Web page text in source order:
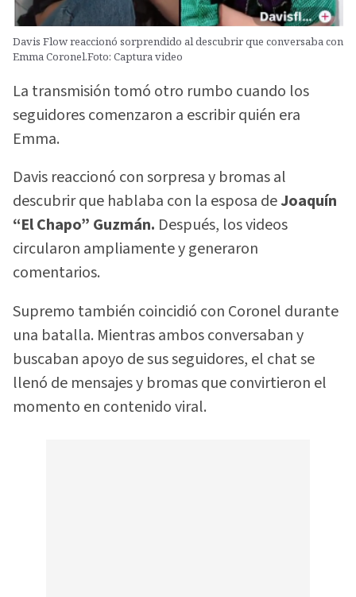
Davis Flow reaccionó sorprendido al descubrir que conversaba con
Emma Coronel.Foto: Captura video
La transmisión tomó otro rumbo cuando los
seguidores comenzaron a escribir quién era
Emma.
Davis reaccionó con sorpresa y bromas al
descubrir que hablaba con la esposa deJoaquín
“El Chapo” Guzmán. Después, los videos
circularon ampliamente y generaron
comentarios.
Supremo también coincidió con Coronel durante
una batalla. Mientras ambos conversaban y
buscaban apoyo de sus seguidores, el chat se
llenó de mensajes y bromas que convirtieron el
momento en contenido viral.